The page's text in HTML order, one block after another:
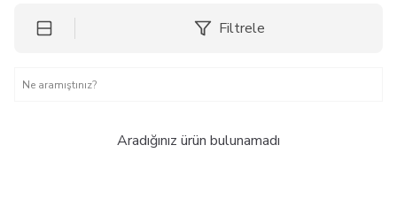
Filtrele
Aradığınız ürün bulunamadı